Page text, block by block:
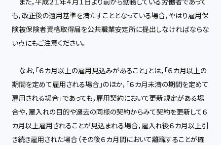
また，平成２１年４月１日より前から勤務している労働者であって
も，改正後の適用基準を満たすこととなっている場合，やはり雇用保
険被保険者資格取得届を公共職業安定所に提出しなければならな
い点にもご注意ください。
なお，「６カ月以上の雇用見込みがあること」とは，「６カ月以上の
期間を定めて雇用される場合」のほか，「６カ月未満の期間を定めて
雇用される場合」であっても，雇用契約において更新規定がある場
合や，雇入れの目的や過去の同様の契約からみて契約を更新して６
カ月以上雇用されることが見込まれる場合，雇入れ後６カ月以上引
き続き雇用された場合（その後６カ月間において離職することが確